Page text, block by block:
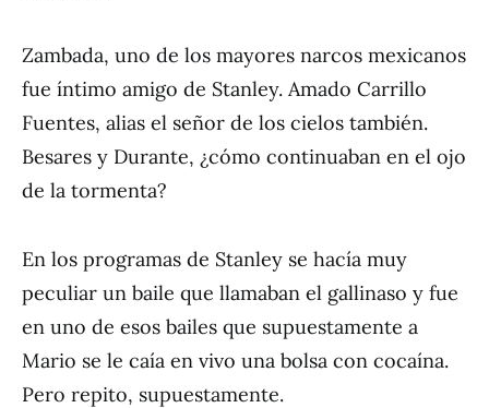
Zambada, uno de los mayores narcos mexicanos
fue íntimo amigo de Stanley. Amado Carrillo
Fuentes, alias el señor de los cielos también.
Besares y Durante, ¿cómo continuaban en el ojo
de la tormenta?
En los programas de Stanley se hacía muy
peculiar un baile que llamaban el gallinaso y fue
en uno de esos bailes que supuestamente a
Mario se le caía en vivo una bolsa con cocaína.
Pero repito, supuestamente.